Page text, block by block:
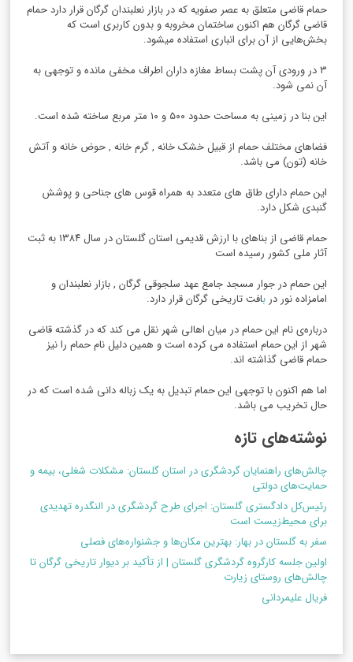
حمام قاضی متعلق به عصر صفویه که در بازار نعلبندان گرگان قرار دارد حمام
قاضی گرگان هم اکنون ساختمان مخروبه و بدون کاربری است که
بخش‌هایی از آن برای انباری استفاده میشود.
۳ در ورودی آن پشت بساط مغازه‌ داران اطراف مخفی مانده و توجهی به
آن نمی شود.
این بنا در زمینی به مساحت حدود ۵۰۰ و ۱۰ متر مربع ساخته شده است.
فضاهای مختلف حمام از قبیل خشک خانه , گرم خانه , حوض خانه و آتش
خانه (تون) می باشد.
این حمام دارای طاق های متعدد به همراه قوس های جناحی و پوشش
گنبدی شکل دارد.
حمام قاضی از بناهای با ارزش قدیمی استان گلستان در سال ۱۳۸۴ به ثبت
آثار ملی کشور رسیده است
این حمام در جوار مسجد جامع عهد سلجوقی گرگان , بازار نعلبندان و
امامزاده نور دربافت تاریخی گرگان قرار دارد.
درباره‌ی نام این حمام در میان اهالی شهر نقل می کند که در گذشته قاضی
شهر از این حمام استفاده می کرده است و همین دلیل نام حمام را نیز
حمام قاضی گذاشته اند.
اما هم اکنون با توجهی این حمام تبدیل به یک زباله دانی شده است که در
حال تخریب می باشد.
نوشته‌های تازه
چالش‌های راهنمایان گردشگری در استان گلستان: مشکلات شغلی، بیمه و
حمایت‌های دولتی
رئیس‌کل دادگستری گلستان: اجرای طرح گردشگری در النگدره تهدیدی
برای محیط‌زیست است
سفر به گلستان در بهار: بهترین مکان‌ها و جشنواره‌های فصلی
اولین جلسه کارگروه گردشگری گلستان | از تأکید بر دیوار تاریخی گرگان تا
چالش‌های روستای زیارت
فریال علیمردانی